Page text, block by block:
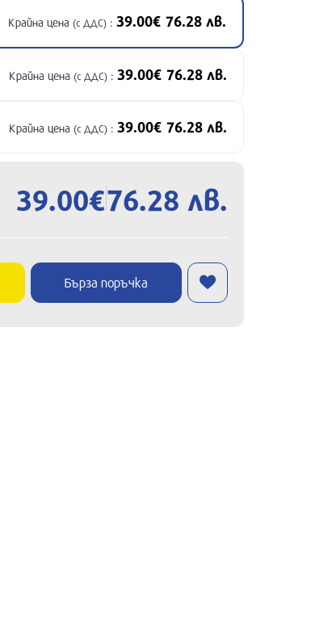
Крайна цена (с ДДС): 39.00€ 76.28 лв.
Крайна цена (с ДДС): 39.00€ 76.28 лв.
Крайна цена (с ДДС): 39.00€ 76.28 лв.
39.00€76.28 лв.
Бърза поръчка